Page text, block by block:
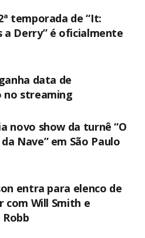
temporada de “It:
a Derry” é oficialmente
data de
no streaming
novo show da turnê “O
Nave” em São Paulo
entra para elenco de
com Will Smith e